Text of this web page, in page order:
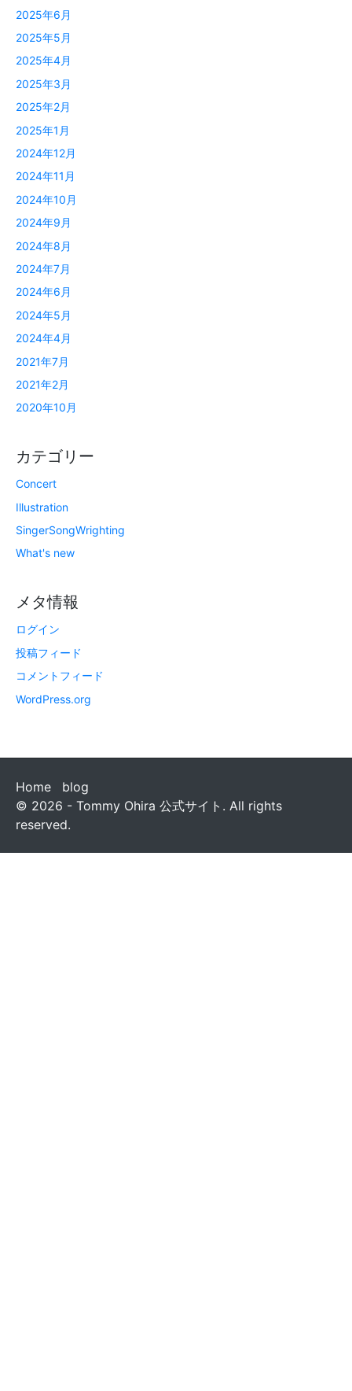
2025年6月
2025年5月
2025年4月
2025年3月
2025年2月
2025年1月
2024年12月
2024年11月
2024年10月
2024年9月
2024年8月
2024年7月
2024年6月
2024年5月
2024年4月
2021年7月
2021年2月
2020年10月
カテゴリー
Concert
Illustration
SingerSongWrighting
What's new
メタ情報
ログイン
投稿フィード
コメントフィード
WordPress.org
Home
blog
© 2026 - Tommy Ohira 公式サイト. All rights
reserved.